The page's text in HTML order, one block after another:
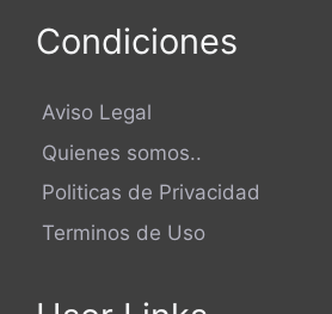
Condiciones
Aviso Legal
Quienes somos..
Politicas de Privacidad
Terminos de Uso